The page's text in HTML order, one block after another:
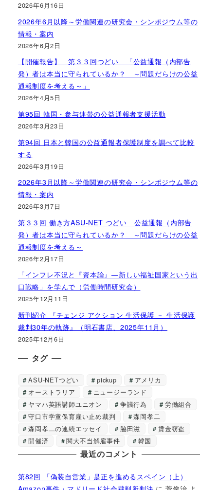
2026年6月16日
2026年6月以降～労働関連の研究会・シンポジウム等の
情報・案内
2026年6月2日
【開催報告】 第３３回つどい 「公益通報（内部告
発）者は本当に守られているか？ ～問題だらけの公益
通報制度を考える～」
2026年4月5日
第95回 韓国・参与連帯の公益通報者支援活動
2026年3月23日
第94回 日本と韓国の公益通報者保護制度を調べて比較
する
2026年3月19日
2026年3月以降～労働関連の研究会・シンポジウム等の
情報・案内
2026年3月7日
第３３回 働き方ASU-NET つどい 公益通報（内部告
発）者は本当に守られているか？ ～問題だらけの公益
通報制度を考える～
2026年2月17日
「インフレ不況と『資本論』―新しい福祉国家という出
口戦略」を学んで（労働時間研究会）
2025年12月11日
新刊紹介 『チェンジ アクション 生活保護 － 生活保護
裁判30年の軌跡』（明石書店、2025年11月）
2025年12月6日
タグ
ASU-NETつどい pickup
アメリカ
オーストラリア
ニュージーランド
ヤマハ英語講師ユニオン
争議行為
労働組合
守口市学童保育雇い止め裁判
森岡孝二
森岡孝二の連続エッセイ
脇田滋
賃金窃盗
開催済
関大不当解雇事件 韓国
最近のコメント
第82回 「偽装自営業」是正を進めるスペイン（上）